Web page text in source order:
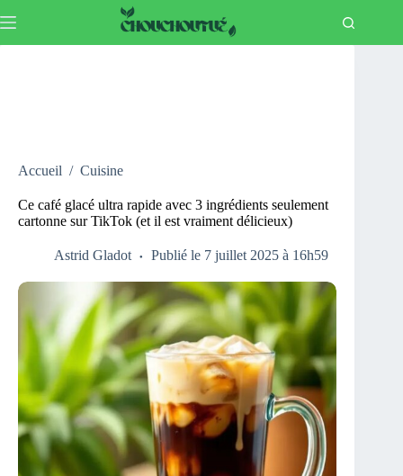
au
Accueil / Cuisine
Ce café glacé ultra rapide avec 3 ingrédients seulement
cartonne sur TikTok (et il est vraiment délicieux)
Astrid Gladot Publié le 7 juillet 2025 à 16h59